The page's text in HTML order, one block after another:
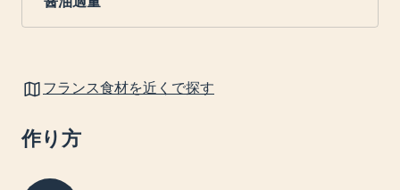
フランス食材を近くで探す
作り方